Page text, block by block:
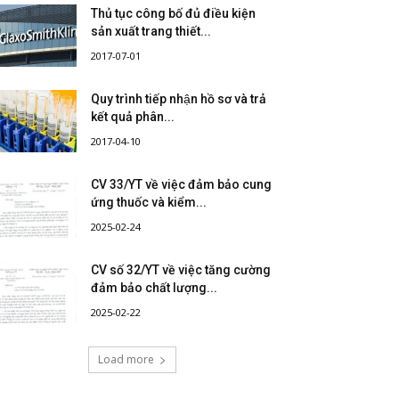
Thủ tục công bố đủ điều kiện
sản xuất trang thiết...
2017-07-01
Quy trình tiếp nhận hồ sơ và trả
kết quả phân...
2017-04-10
CV 33/YT về việc đảm bảo cung
ứng thuốc và kiểm...
2025-02-24
CV số 32/YT về việc tăng cường
đảm bảo chất lượng...
2025-02-22
Load more